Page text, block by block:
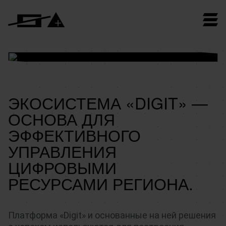
ЭКОСИСТЕМА «DIGIT» —
ОСНОВА ДЛЯ
ЭФФЕКТИВНОГО
УПРАВЛЕНИЯ
ЦИФРОВЫМИ
РЕСУРСАМИ РЕГИОНА.
Платформа «Digit» и основанные на ней решения